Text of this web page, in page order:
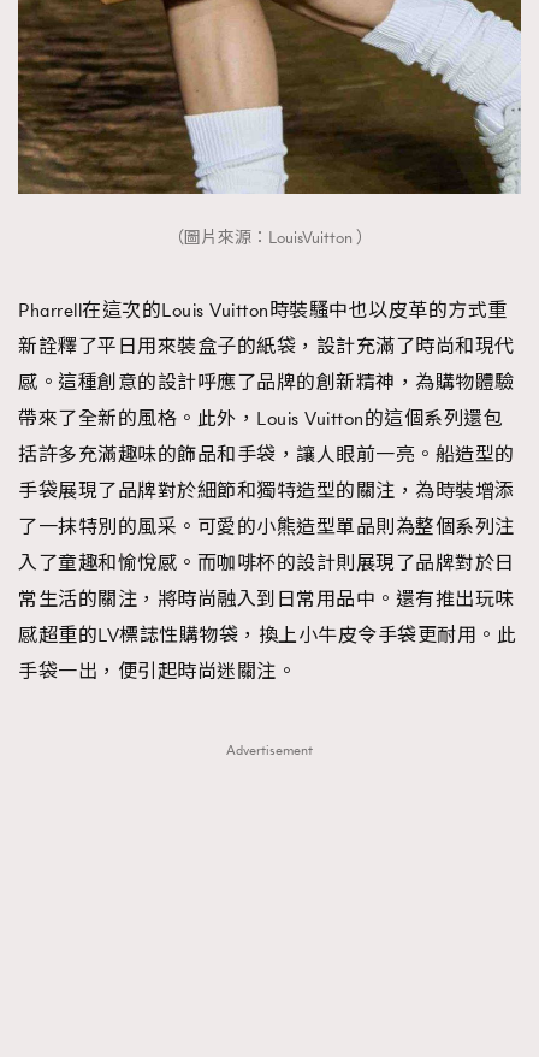
（圖片來源：LouisVuitton ）
Pharrell在這次的Louis Vuitton時裝騷中也以皮革的方式重
新詮釋了平日用來裝盒子的紙袋，設計充滿了時尚和現代
感。這種創意的設計呼應了品牌的創新精神，為購物體驗
帶來了全新的風格。此外，Louis Vuitton的這個系列還包
括許多充滿趣味的飾品和手袋，讓人眼前一亮。船造型的
手袋展現了品牌對於細節和獨特造型的關注，為時裝增添
了一抹特別的風采。可愛的小熊造型單品則為整個系列注
入了童趣和愉悅感。而咖啡杯的設計則展現了品牌對於日
常生活的關注，將時尚融入到日常用品中。還有推出玩味
感超重的LV標誌性購物袋，換上小牛皮令手袋更耐用。此
手袋一出，便引起時尚迷關注。
Advertisement